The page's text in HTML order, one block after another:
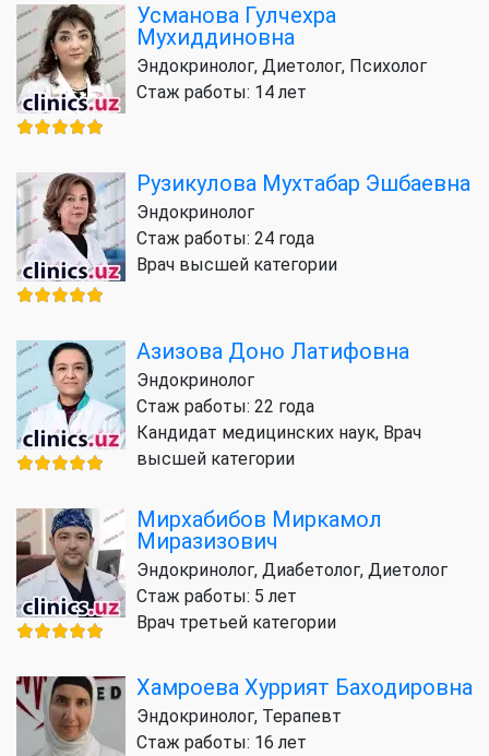
Усманова Гулчехра
Мухиддиновна
Эндокринолог, Диетолог, Психолог
Стаж работы: 14 лет
Рузикулова Мухтабар Эшбаевна
Эндокринолог
Стаж работы: 24 года
Врач высшей категории
Азизова Доно Латифовна
Эндокринолог
Стаж работы: 22 года
Кандидат медицинских наук, Врач
высшей категории
Мирхабибов Миркамол
Миразизович
Эндокринолог, Диабетолог, Диетолог
Стаж работы: 5 лет
Врач третьей категории
Хамроева Хуррият Баходировна
Эндокринолог, Терапевт
Стаж работы: 16 лет